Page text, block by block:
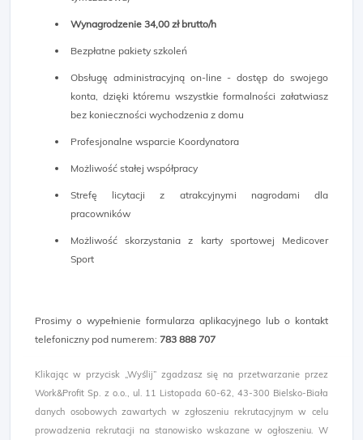
Wynagrodzenie 34,00 zł brutto/h
Bezpłatne pakiety szkoleń
Obsługę administracyjną on-line - dostęp do swojego
konta, dzięki któremu wszystkie formalności załatwiasz
bez konieczności wychodzenia z domu
Profesjonalne wsparcie Koordynatora
Możliwość stałej współpracy
Strefę licytacji z atrakcyjnymi nagrodami dla
pracowników
Możliwość skorzystania z karty sportowej Medicover
Sport
Prosimy o wypełnienie formularza aplikacyjnego lub o kontakt
telefoniczny pod numerem: 783 888 707
Klikając w przycisk „Wyślij” zgadzasz się na przetwarzanie przez
Work&Profit Sp. z o.o., ul. 11 Listopada 60-62, 43-300 Bielsko-Biała
danych osobowych zawartych w zgłoszeniu rekrutacyjnym w celu
prowadzenia rekrutacji na stanowisko wskazane w ogłoszeniu. W